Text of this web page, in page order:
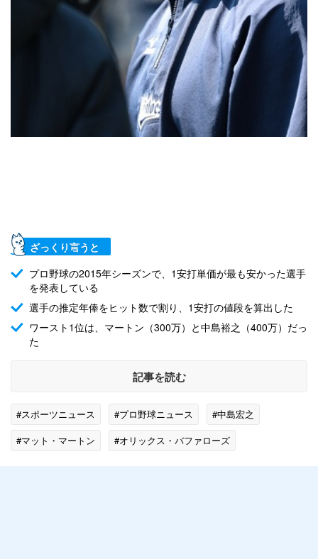
ざっくり言うと
プロ野球の2015年シーズンで、1安打単価が最も安かった選手
を発表している
選手の推定年俸をヒット数で割り、1安打の値段を算出した
ワースト1位は、マートン（300万）と中島裕之（400万）だっ
た
記事を読む
#スポーツニュース #プロ野球ニュース
#中島宏之
#マット・マートン
#オリックス・バファローズ